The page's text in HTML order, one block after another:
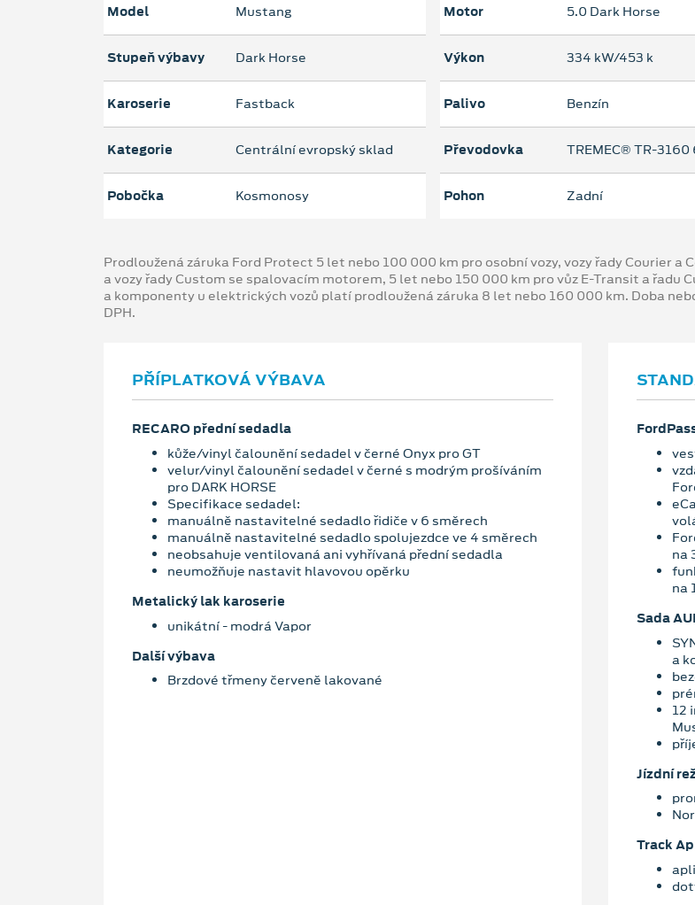
Model Mustang
Stupeň výbavy Dark Horse
Karoserie Fastback
Kategorie Centrální evropský sklad
Pobočka Kosmonosy
Motor 5.0 Dark Horse
Výkon 334 kW/453 k
Palivo Benzín
Převodovka
Pohon Zadní
Prodloužená záruka Ford Protect 5 let nebo 100 000 km pro osobní vozy, vozy řady Courier
a vozy řady Custom se spalovacím motorem, 5 let nebo 150 000 km pro vůz E-Transit a řadu
a komponenty u elektrických vozů platí prodloužená záruka 8 let nebo 160 000 km. Doba
DPH.
PŘÍPLATKOVÁ VÝBAVA
RECARO přední sedadla
kůže/vinyl čalounění sedadel v černé Onyx pro GT
velur/vinyl čalounění sedadel v černé s modrým prošíváním
pro DARK HORSE
Specifikace sedadel:
manuálně nastavitelné sedadlo řidiče v 6 směrech
manuálně nastavitelné sedadlo spolujezdce ve 4 směrech
neobsahuje ventilovaná ani vyhřívaná přední sedadla
neumožňuje nastavit hlavovou opěrku
Metalický lak karoserie
unikátní - modrá Vapor
Další výbava
Brzdové třmeny červeně lakované
na
na
Sada
a
12
Jízdní
Track